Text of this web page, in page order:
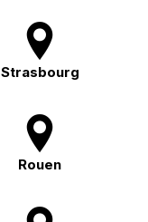
Strasbourg
Rouen